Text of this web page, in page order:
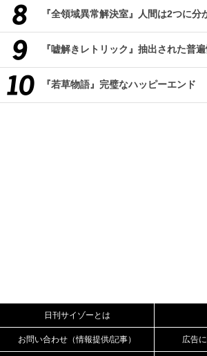
『全領域異常解決室』人間は2つに分
『嘘解きレトリック』抽出された普
『若草物語』完璧なハッピーエンド
日刊サイゾーとは
お問い合わせ（情報提供/記事） 広告